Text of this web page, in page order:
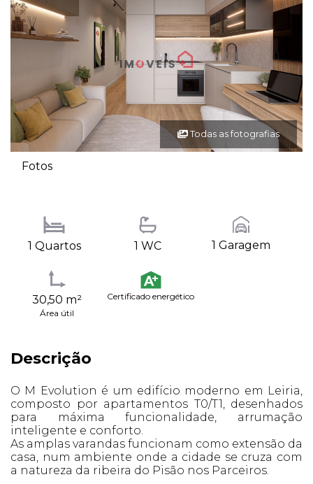
Todas as fotografias
Fotos
1 Quartos 1 WC 1 Garagem
30,50 m²
Área útil
Certificado energético
Descrição
O M Evolution é um edifício moderno em Leiria,
composto por apartamentos T0/T1, desenhados
para máxima funcionalidade, arrumação
inteligente e conforto.
As amplas varandas funcionam como extensão da
casa, num ambiente onde a cidade se cruza com
a natureza da ribeira do Pisão nos Parceiros.